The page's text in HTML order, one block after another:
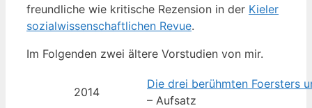
freund­li­che wie kri­ti­sche Rezen­si­on in der Kie­ler
sozi­al­wis­sen­schaft­li­chen Revue.
Im Fol­gen­den zwei älte­re Vor­stu­di­en von mir.
2014
Die drei berühm­ten Foers­ters
– Aufsatz